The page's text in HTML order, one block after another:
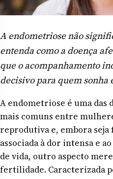
A endometriose não
entenda como a doença
que o acompanhamento
decisivo para quem sonha
A endometriose é uma das
mais comuns entre
reprodutiva e, embora
associada à dor intensa e
de vida, outro aspecto
fertilidade. Caracterizada